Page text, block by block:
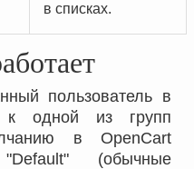
в списках.
пользователь в
к одной из групп
в OpenCart
(обычные